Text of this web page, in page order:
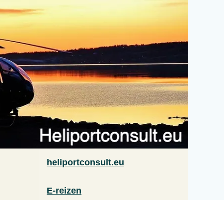
heliportconsult.eu
E-reizen